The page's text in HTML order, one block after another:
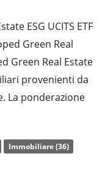
ESG UCITS ETF
Green Real
Green Real Estate
provenienti da
La ponderazione
è pari allo
Immobiliare (36)